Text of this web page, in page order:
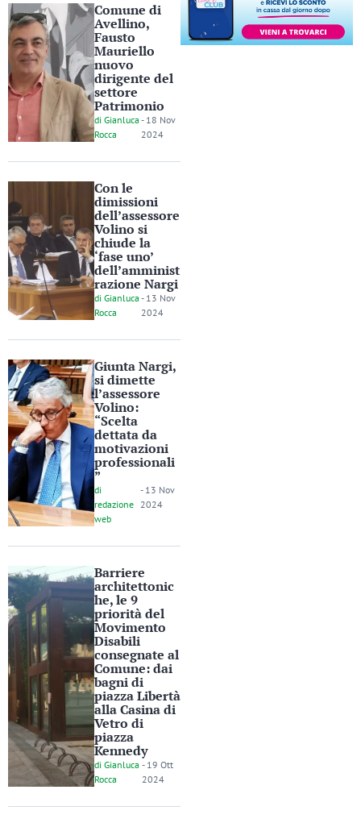
Comune di
Avellino,
Fausto
Mauriello
nuovo
dirigente del
settore
Patrimonio
di Gianluca
Rocca
- 18 Nov
2024
Con le
dimissioni
dell’assessore
Volino si
chiude la
‘fase uno’
dell’amminist
razione Nargi
di Gianluca
Rocca
- 13 Nov
2024
Giunta Nargi,
si dimette
l’assessore
Volino:
“Scelta
dettata da
motivazioni
professionali
”
di
redazione
web
- 13 Nov
2024
Barriere
architettonic
he, le 9
priorità del
Movimento
Disabili
consegnate al
Comune: dai
bagni di
piazza Libertà
alla Casina di
Vetro di
piazza
Kennedy
di Gianluca
Rocca
- 19 Ott
2024